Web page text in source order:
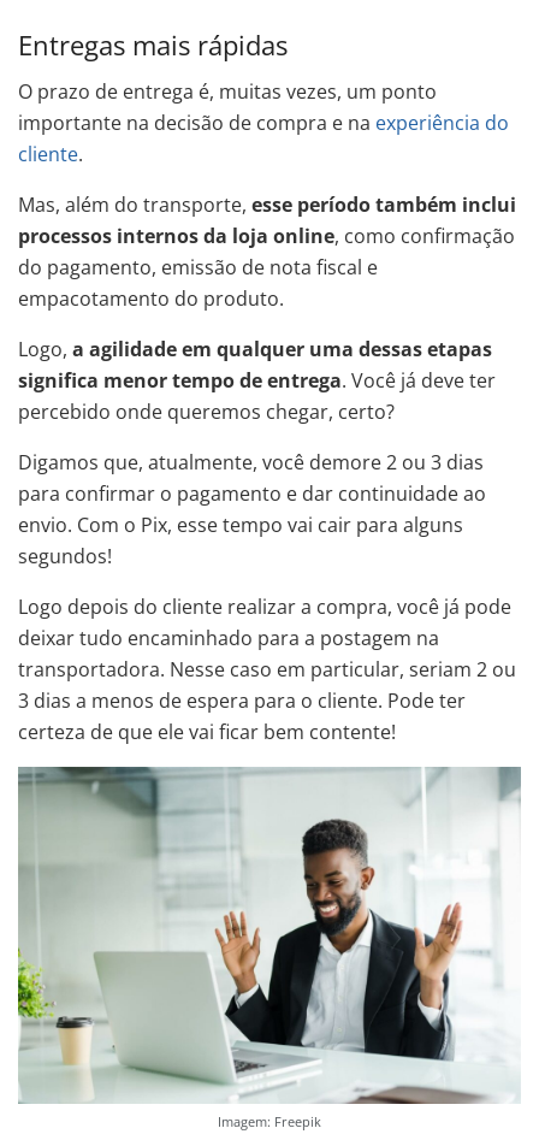
Entregas mais rápidas
O prazo de entrega é, muitas vezes, um ponto
importante na decisão de compra e na experiência do
cliente.
Mas, além do transporte, esse período também inclui
processos internos da loja online, como confirmação
do pagamento, emissão de nota fiscal e
empacotamento do produto.
Logo, a agilidade em qualquer uma dessas etapas
significa menor tempo de entrega. Você já deve ter
percebido onde queremos chegar, certo?
Digamos que, atualmente, você demore 2 ou 3 dias
para confirmar o pagamento e dar continuidade ao
envio. Com o Pix, esse tempo vai cair para alguns
segundos!
Logo depois do cliente realizar a compra, você já pode
deixar tudo encaminhado para a postagem na
transportadora. Nesse caso em particular, seriam 2 ou
3 dias a menos de espera para o cliente. Pode ter
certeza de que ele vai ficar bem contente!
Imagem: Freepik